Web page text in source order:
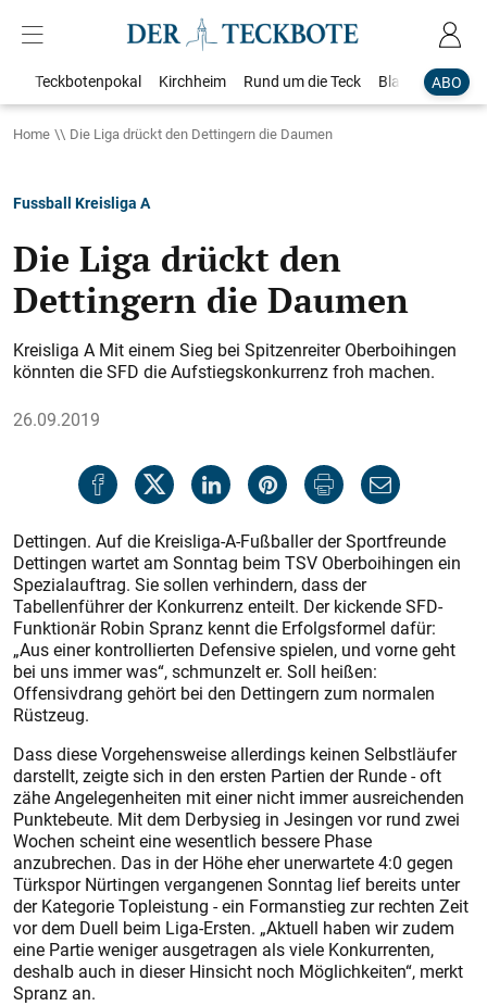
ABO
Teckbotenpokal Kirchheim Rund um die Teck Blaulicht
Home Die Liga drückt den Dettingern die Daumen
Fussball Kreisliga A
Die Liga drückt den
Dettingern die Daumen
Kreisliga A Mit einem Sieg bei Spitzenreiter Oberboihingen
könnten die SFD die Aufstiegskonkurrenz froh machen.
26.09.2019
Dettingen. Auf die Kreisliga-A-Fußballer der Sportfreunde
Dettingen wartet am Sonntag beim TSV Oberboihingen ein
Spezialauftrag. Sie sollen verhindern, dass der
Tabellenführer der Konkurrenz enteilt. Der kickende SFD-
Funktionär Robin Spranz kennt die Erfolgsformel dafür:
„Aus einer kontrollierten Defensive spielen, und vorne geht
bei uns immer was“, schmunzelt er. Soll heißen:
Offensivdrang gehört bei den Dettingern zum normalen
Rüstzeug.
Dass diese Vorgehensweise allerdings keinen Selbstläufer
darstellt, zeigte sich in den ersten Partien der Runde - oft
zähe Angelegenheiten mit einer nicht immer ausreichenden
Punktebeute. Mit dem Derbysieg in Jesingen vor rund zwei
Wochen scheint eine wesentlich bessere Phase
anzubrechen. Das in der Höhe eher unerwartete 4:0 gegen
Türkspor Nürtingen vergangenen Sonntag lief bereits unter
der Kategorie Topleistung - ein Formanstieg zur rechten Zeit
vor dem Duell beim Liga-Ersten. „Aktuell haben wir zudem
eine Partie weniger ausgetragen als viele Konkurrenten,
deshalb auch in dieser Hinsicht noch Möglichkeiten“, merkt
Spranz an.